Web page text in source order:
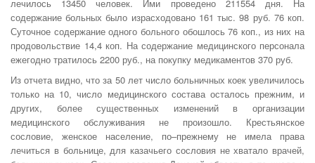
лечилось 13450 человек. Ими проведено 211554 дня. На
содержание больных было израсходовано 161 тыс. 98 руб. 76 коп.
Суточное содержание одного больного обошлось 76 коп., из них на
продовольствие 14,4 коп. На содержание медицинского персонала
ежегодно тратилось 2200 руб., на покупку медикаментов 370 руб.
Из отчета видно, что за 50 лет число больничных коек увеличилось
только на 10, число медицинского состава осталось прежним, и
других, более существенных изменений в организации
медицинского обслуживания не произошло. Крестьянское
сословие, женское население, по–прежнему не имела права
лечиться в больнице, для казачьего сословия не хватало врачей,